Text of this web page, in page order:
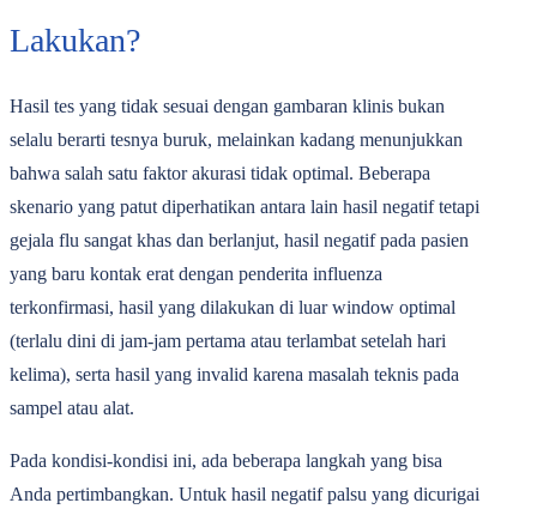
Lakukan?
Hasil tes yang tidak sesuai dengan gambaran klinis bukan
selalu berarti tesnya buruk, melainkan kadang menunjukkan
bahwa salah satu faktor akurasi tidak optimal. Beberapa
skenario yang patut diperhatikan antara lain hasil negatif tetapi
gejala flu sangat khas dan berlanjut, hasil negatif pada pasien
yang baru kontak erat dengan penderita influenza
terkonfirmasi, hasil yang dilakukan di luar window optimal
(terlalu dini di jam-jam pertama atau terlambat setelah hari
kelima), serta hasil yang invalid karena masalah teknis pada
sampel atau alat.
Pada kondisi-kondisi ini, ada beberapa langkah yang bisa
Anda pertimbangkan. Untuk hasil negatif palsu yang dicurigai